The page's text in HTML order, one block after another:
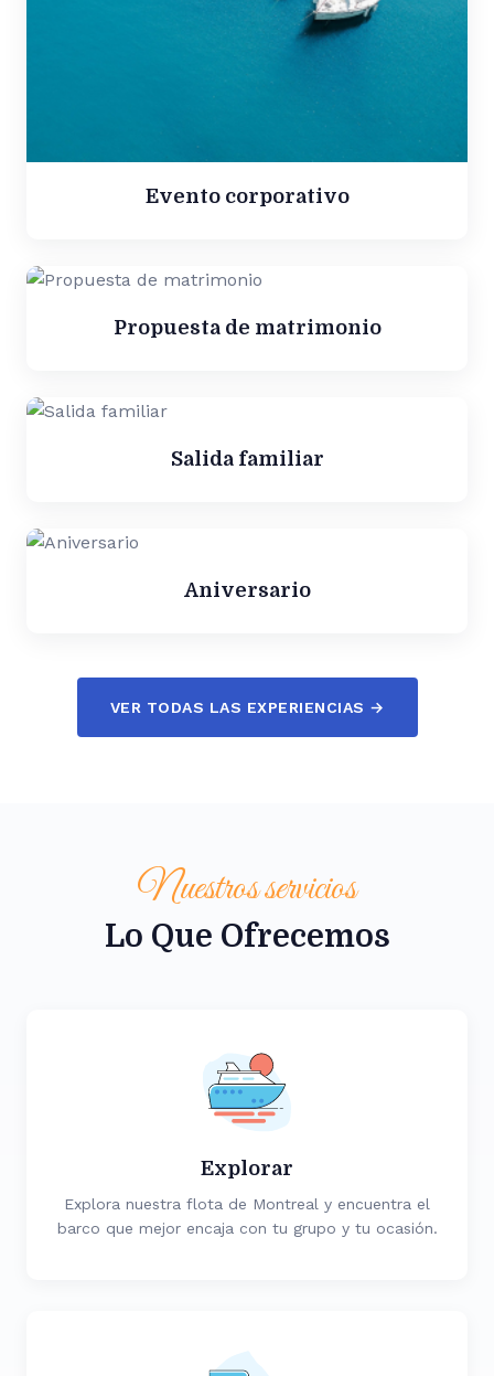
Evento corporativo
Propuesta de matrimonio
Salida familiar
Aniversario
VER TODAS LAS EXPERIENCIAS →
Nuestros servicios
Lo Que Ofrecemos
Explorar
Explora nuestra flota de Montreal y encuentra el
barco que mejor encaja con tu grupo y tu ocasión.